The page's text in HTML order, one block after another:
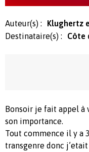
Auteur(s) :
Klughertz
Destinataire(s) :
Côte
Bonsoir je fait appel à
son importance.
Tout commence il y a
transgenre donc